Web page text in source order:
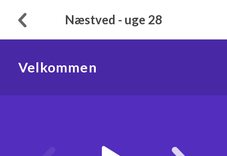
Næstved - uge 28
Velkommen